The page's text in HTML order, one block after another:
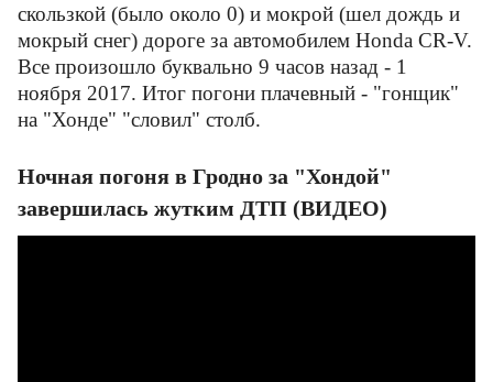
скользкой (было около 0) и мокрой (шел дождь и
мокрый снег) дороге за автомобилем Honda CR-V.
Все произошло буквально 9 часов назад - 1
ноября 2017. Итог погони плачевный - "гонщик"
на "Хонде" "словил" столб.
Ночная погоня в Гродно за "Хондой"
завершилась жутким ДТП (ВИДЕО)